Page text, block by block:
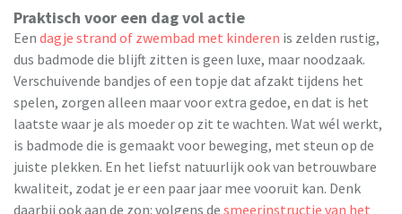
Praktisch voor een dag vol actie
Een dagje strand of zwembad met kinderen is zelden rustig,
dus badmode die blijft zitten is geen luxe, maar noodzaak.
Verschuivende bandjes of een topje dat afzakt tijdens het
spelen, zorgen alleen maar voor extra gedoe, en dat is het
laatste waar je als moeder op zit te wachten. Wat wél werkt,
is badmode die is gemaakt voor beweging, met steun op de
juiste plekken. En het liefst natuurlijk ook van betrouwbare
kwaliteit, zodat je er een paar jaar mee vooruit kan. Denk
daarbij ook aan de zon: volgens de smeerinstructie van het